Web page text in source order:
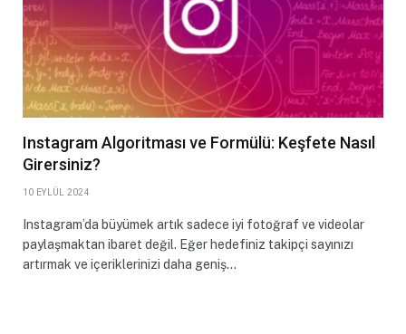
Instagram Algoritması ve Formülü: Keşfete Nasıl
Girersiniz?
10 EYLÜL 2024
Instagram’da büyümek artık sadece iyi fotoğraf ve videolar
paylaşmaktan ibaret değil. Eğer hedefiniz takipçi sayınızı
artırmak ve içeriklerinizi daha geniş…